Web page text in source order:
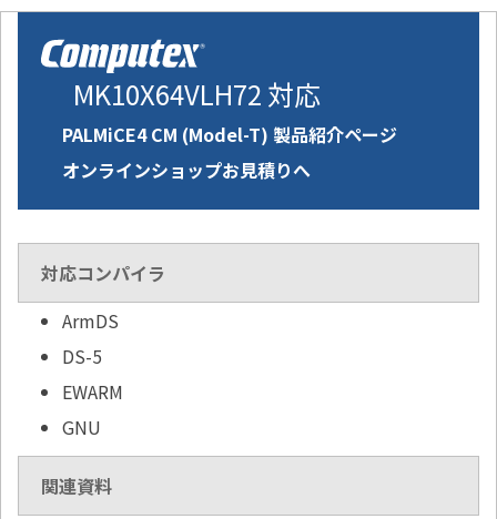
MK10X64VLH72 対応
PALMiCE4 CM (Model-T) 製品紹介ページ
オンラインショップお見積りへ
対応コンパイラ
ArmDS
DS-5
EWARM
GNU
関連資料